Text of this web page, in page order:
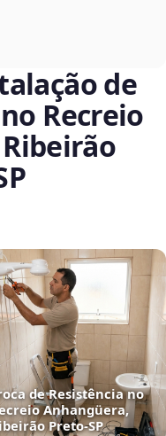
de
Recreio
de Resistência no
Anhangüera,
Preto‑SP